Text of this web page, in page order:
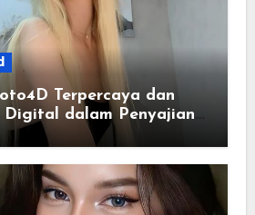
Terpercaya dan
Digital dalam Penyajian